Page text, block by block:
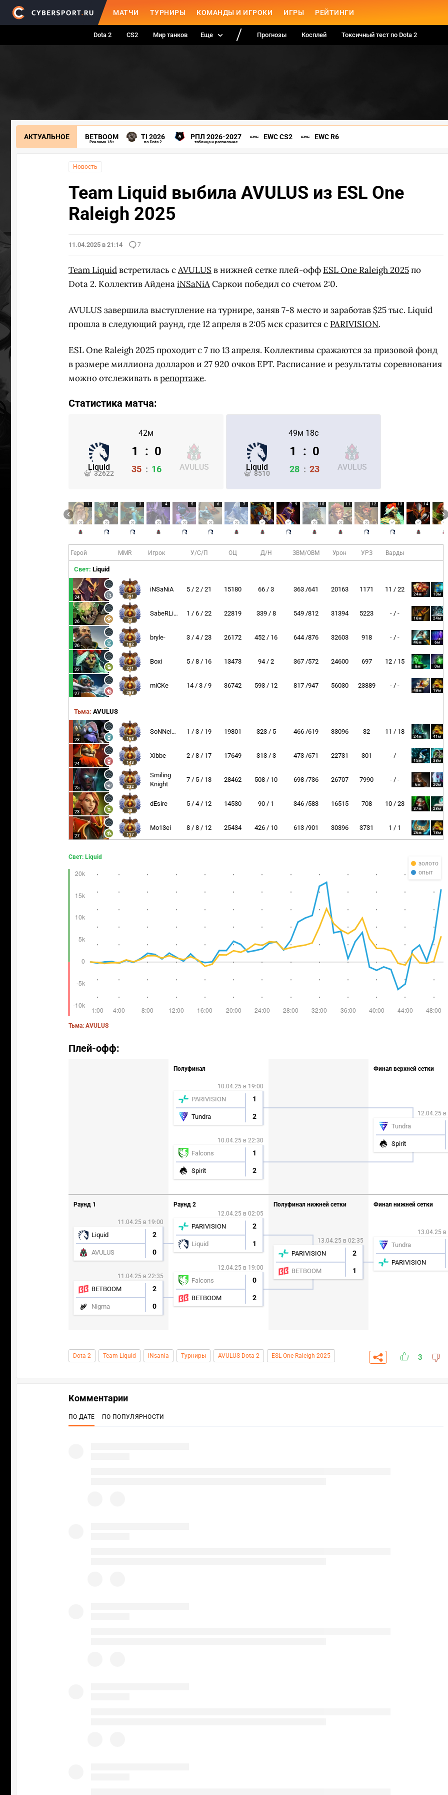
МАТЧИ ТУРНИРЫ КОМАНДЫ И ИГРОКИ ИГРЫ РЕЙТИНГИ
Dota 2 CS2 Мир танков Еще Прогнозы Косплей Токсичный тест по Dota 2
АКТУАЛЬНОЕ BETBOOM
Реклама 18+
TI 2026
по Dota 2
РПЛ 2026-2027
таблица и расписание
EWC CS2 EWC R6
Новость
Team Liquid выбила AVULUS из ESL One
Raleigh 2025
11.04.2025 в 21:14 7
Team Liquidвстретилась сAVULUS в нижней сетке плей-офф ESL One Raleigh 2025по
Dota 2. Коллектив АйденаiNSaNiAСаркои победил со счетом 2:0.
AVULUS завершила выступление на турнире, заняв 7-8 место и заработав $25 тыс. Liquid
прошла в следующий раунд, где 12 апреля в 2:05 мск сразится с PARIVISION.
ESL One Raleigh 2025 проходит с 7 по 13 апреля. Коллективы сражаются за призовой фонд
в размере миллиона долларов и 27 920 очков EPT. Расписание и результаты соревнования
можно отслеживать врепортаже.
Статистика матча:
42м
Liquid
32622
AVULUS
1 : 0
35 : 16
49м 18с
Liquid
8510
AVULUS
1 : 0
28 : 23
1 2 3 4 5 6 7 8 9 10 11 12 13 14
Герой MMR Игрок У/С/П ОЦ Д/Н ЗВМ/ОВМ Урон УРЗ Варды
Свет: Liquid
24 391
iNSaNiA 5 / 2 / 21 15180 66 / 3 363 /641 20163 1171 11 / 22
24м 13м
26 23
SabeRLight- 1 / 6 / 22 22819 339 / 8 549 /812 31394 5223 - / -
16м 24м
26 182
bryle- 3 / 4 / 23 26172 452 / 16 644 /876 32603 918 - / -
46м 6м
22 271
Boxi 5 / 8 / 16 13473 94 / 2 367 /572 24600 697 12 / 15
8м 0м
27 288
miCKe 14 / 3 / 9 36742 593 / 12 817 /947 56030 23889 - / -
48м 19м
Тьма: AVULUS
23 168
SoNNeikO 1 / 3 / 19 19801 323 / 5 466 /619 33096 32 11 / 18
24м 41м
24 143
Xibbe 2 / 8 / 17 17649 313 / 3 473 /671 22731 301 - / -
15м 38м
25 232
Smiling
Knight
7 / 5 / 13 28462 508 / 10 698 /736 26707 7990 - / -
6м 20м
23 58
dEsire 5 / 4 / 12 14530 90 / 1 346 /583 16515 708 10 / 23
37м 28м
27 117
Mo13ei 8 / 8 / 12 25434 426 / 10 613 /901 30396 3731 1 / 1
26м 18м
золото
опыт
Свет: Liquid
Тьма: AVULUS
Плей-офф:
Полуфинал
10.04.25 в 19:00
PARIVISION 1
Tundra 2
10.04.25 в 22:30
Falcons 1
Spirit 2
Финал верхней сетки
12.04.25 в
Tundra
Spirit
Раунд 1
11.04.25 в 19:00
Liquid 2
AVULUS 0
11.04.25 в 22:35
BETBOOM 2
Nigma 0
Раунд 2
12.04.25 в 02:05
PARIVISION 2
Liquid 1
12.04.25 в 19:00
Falcons 0
BETBOOM 2
Полуфинал нижней сетки
13.04.25 в 02:35
PARIVISION 2
BETBOOM 1
Финал нижней сетки
13.04.25 в
Tundra
PARIVISION
Dota 2 Team Liquid iNsania Турниры AVULUS Dota 2 ESL One Raleigh 2025 3
ANDROID
Комментарии
ПО ДАТЕ ПО ПОПУЛЯРНОСТИ